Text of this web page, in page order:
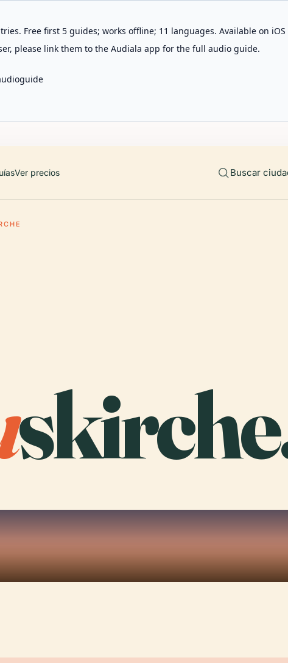
Free first 5 guides; works offline; 11 languages. Available on
please link them to the Audiala app for the full audio guide.
Ver precios Buscar